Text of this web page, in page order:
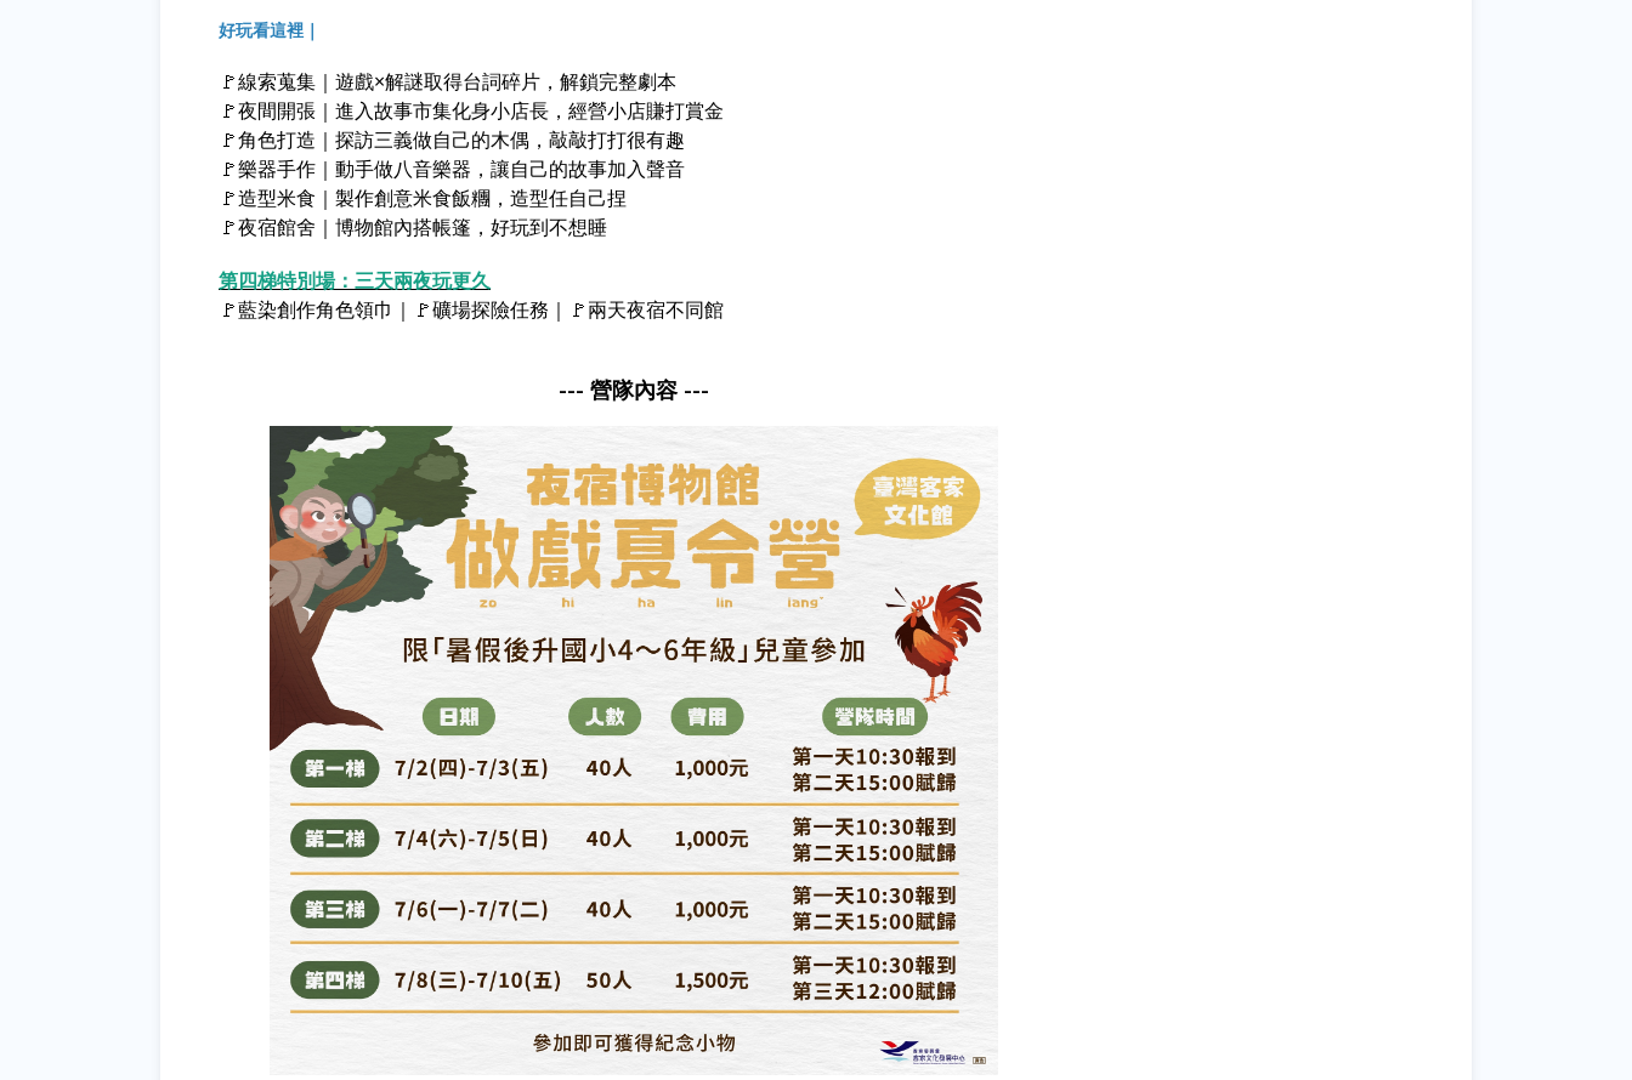
好玩看這裡｜
🚩線索蒐集｜遊戲×解謎取得台詞碎片，解鎖完整劇本
🚩夜間開張｜進入故事市集化身小店長，經營小店賺打賞金
🚩角色打造｜探訪三義做自己的木偶，敲敲打打很有趣
🚩樂器手作｜動手做八音樂器，讓自己的故事加入聲音
🚩造型米食｜製作創意米食飯糰，造型任自己捏
🚩夜宿館舍｜博物館內搭帳篷，好玩到不想睡
第四梯特別場：三天兩夜玩更久
🚩藍染創作角色領巾｜🚩礦場探險任務｜🚩兩天夜宿不同館
--- 營隊內容 ---